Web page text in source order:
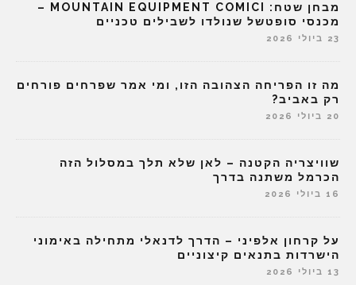
מבחן שטח: MOUNTAIN EQUIPMENT COMICI –
מכנסי סופטשל שנולדו לשבילים טכניים
23 ביולי 2026
מה זו הפריחה הצהובה הזו, ומי אמר שפרחים פורחים
רק באביב?
20 ביולי 2026
שוויצריה הקטנה – לאן שלא תלך במסלול הזה
הכרמל משתנה בדרך
16 ביולי 2026
על קרחון אלפיני – הדרך לדנאלי מתחילה באימוני
הישרדות בתנאים קיצוניים
13 ביולי 2026